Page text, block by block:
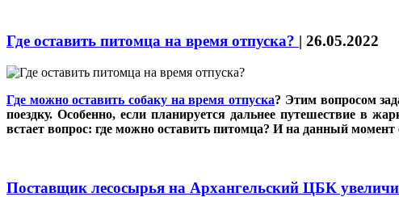
Где оставить питомца на время отпуска? | 26.05.2022
Где можно оставить собаку на время отпуска? Этим вопросом
поездку. Особенно, если планируется дальнее путешествие в
встает вопрос: где можно оставить питомца? И на данный момент
Поставщик лесосырья на Архангельский ЦБК